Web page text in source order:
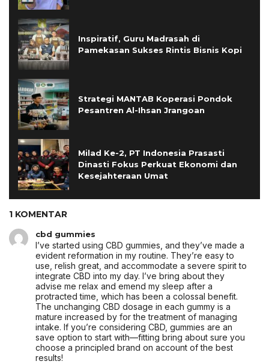
Inspiratif, Guru Madrasah di
Pamekasan Sukses Rintis Bisnis Kopi
Strategi MANTAB Koperasi Pondok
Pesantren Al-Ihsan Jrangoan
Milad Ke-2, PT Indonesia Prasasti
Dinasti Fokus Perkuat Ekonomi dan
Kesejahteraan Umat
1 KOMENTAR
cbd gummies
I’ve started using CBD gummies, and they’ve made a
evident reformation in my routine. They’re easy to
use, relish great, and accommodate a severe spirit to
integrate CBD into my day. I’ve bring about they
advise me relax and emend my sleep after a
protracted time, which has been a colossal benefit.
The unchanging CBD dosage in each gummy is a
mature increased by for the treatment of managing
intake. If you’re considering CBD, gummies are an
save option to start with—fitting bring about sure you
choose a principled brand on account of the best
results!